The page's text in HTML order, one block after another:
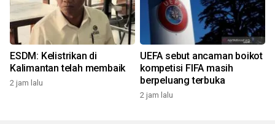
ESDM: Kelistrikan di
Kalimantan telah membaik
2 jam lalu
UEFA sebut ancaman boikot
kompetisi FIFA masih
berpeluang terbuka
2 jam lalu